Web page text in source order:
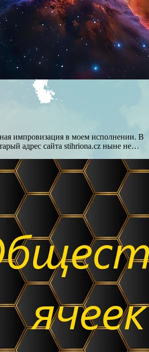
импровизация в моем исполнении. В
адрес сайта stihriona.cz ныне не…